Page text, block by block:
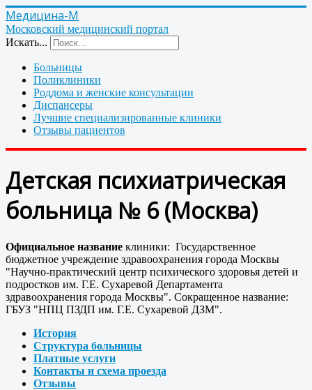
Медицина-М
Московский медицинский портал
Искать...
Больницы
Поликлиники
Роддома и женские консультации
Диспансеры
Лучшие специализированные клиники
Отзывы пациентов
Детская психиатрическая
больница № 6 (Москва)
Официальное название клиники: Государственное
бюджетное учреждение здравоохранения города Москвы
"Научно-практический центр психического здоровья детей и
подростков им. Г.Е. Сухаревой Департамента
здравоохранения города Москвы". Сокращенное название:
ГБУЗ "НПЦ ПЗДП им. Г.Е. Сухаревой ДЗМ".
История
Структура больницы
Платные услуги
Контакты и схема проезда
Отзывы